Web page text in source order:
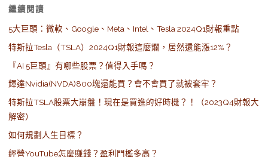
繼續閱讀
5大巨頭：微軟、Google、Meta、Intel、Tesla 2024Q1財報重點
特斯拉Tesla（TSLA）2024Q1財報這麼爛，居然還能漲12%？
『AI 5巨頭』有哪些股票？值得入手嗎？
輝達Nvidia(NVDA)800塊還能買？會不會買了就被套牢？
特斯拉TSLA股票大崩盤！現在是買進的好時機？！（2023Q4財報大
解密）
如何規劃人生目標？
經營YouTube怎麼賺錢？盈利門檻多高？